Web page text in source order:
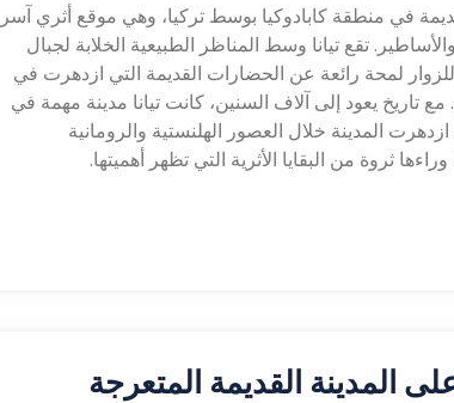
في منطقة كابادوكيا بوسط تركيا، وهي موقع أثري آسر
تقع تيانا وسط المناظر الطبيعية الخلابة لجبال
لمحة رائعة عن الحضارات القديمة التي ازدهرت في
تاريخ يعود إلى آلاف السنين، كانت تيانا مدينة مهمة في
ازدهرت المدينة خلال العصور الهلنستية والرومانية
ثروة من البقايا الأثرية التي تظهر أهميتها.
المدينة القديمة المتعرجة